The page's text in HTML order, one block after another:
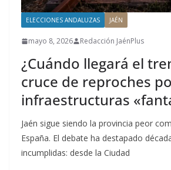
ELECCIONES ANDALUZAS JAÉN
mayo 8, 2026 Redacción JaénPlus
¿Cuándo llegará el
cruce de reproches
infraestructuras
Jaén sigue siendo la provincia peor
España. El debate ha destapado
incumplidas: desde la Ciudad